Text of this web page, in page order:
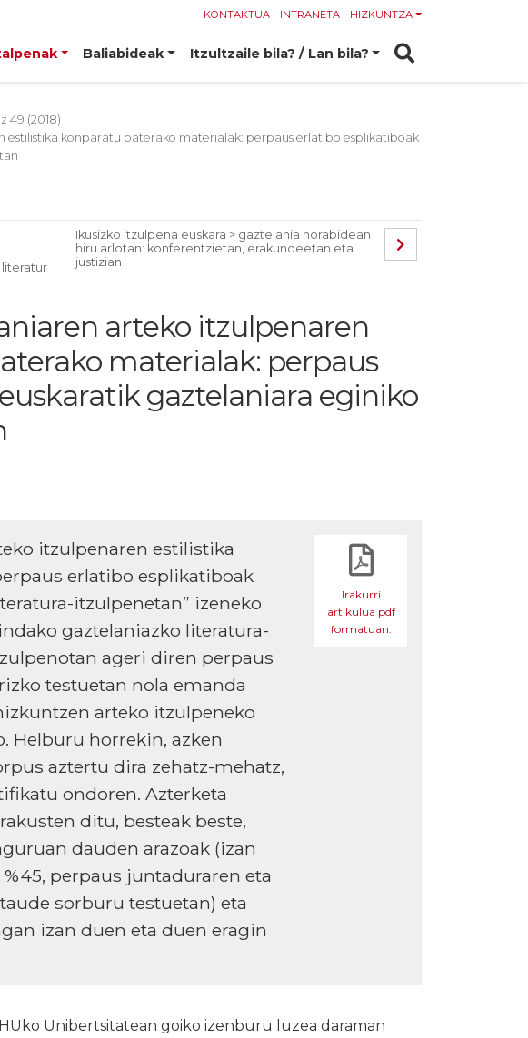
KONTAKTUA INTRANETA HIZKUNTZA
Baliabideak Itzultzaile bila? / Lan bila?
49 (2018)
estilistika konparatu baterako materialak: perpaus erlatibo esplikatiboak
literatur
Ikusizko itzulpena euskara > gaztelania norabidean
hiru arlotan: konferentzietan, erakundeetan eta
justizian
arteko itzulpenaren
materialak: perpaus
gaztelaniara eginiko
itzulpenaren estilistika
erlatibo esplikatiboak
itzulpenetan” izeneko
gaztelaniazko literatura-
ageri diren perpaus
testuetan nola emanda
arteko itzulpeneko
Helburu horrekin, azken
aztertu dira zehatz-mehatz,
ondoren. Azterketa
ditu, besteak beste,
dauden arazoak (izan
perpaus juntaduraren eta
sorburu testuetan) eta
izan duen eta duen eragin
Irakurri
artikulua pdf
formatuan.
Unibertsitatean goiko izenburu luzea daraman